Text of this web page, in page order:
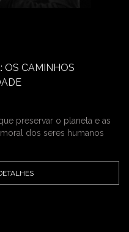
OS CAMINHOS
preservar o planeta e as
dos seres humanos